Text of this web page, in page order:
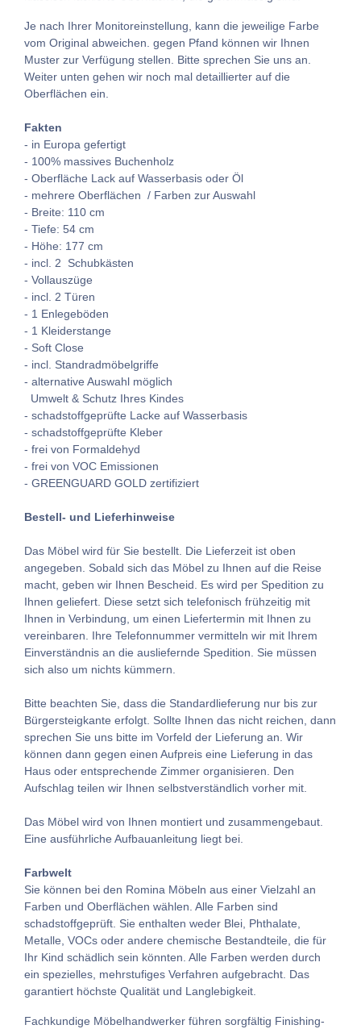
Je nach Ihrer Monitoreinstellung, kann die jeweilige Farbe
vom Original abweichen. gegen Pfand können wir Ihnen
Muster zur Verfügung stellen. Bitte sprechen Sie uns an.
Weiter unten gehen wir noch mal detaillierter auf die
Oberflächen ein.
Fakten
- in Europa gefertigt
- 100% massives Buchenholz
- Oberfläche Lack auf Wasserbasis oder Öl
- mehrere Oberflächen / Farben zur Auswahl
- Breite: 110 cm
- Tiefe: 54 cm
- Höhe: 177 cm
- incl. 2 Schubkästen
- Vollauszüge
- incl. 2 Türen
- 1 Enlegeböden
- 1 Kleiderstange
- Soft Close
- incl. Standradmöbelgriffe
- alternative Auswahl möglich
Umwelt & Schutz Ihres Kindes
- schadstoffgeprüfte Lacke auf Wasserbasis
- schadstoffgeprüfte Kleber
- frei von Formaldehyd
- frei von VOC Emissionen
- GREENGUARD GOLD zertifiziert
Bestell- und Lieferhinweise
Das Möbel wird für Sie bestellt. Die Lieferzeit ist oben
angegeben. Sobald sich das Möbel zu Ihnen auf die Reise
macht, geben wir Ihnen Bescheid. Es wird per Spedition zu
Ihnen geliefert. Diese setzt sich telefonisch frühzeitig mit
Ihnen in Verbindung, um einen Liefertermin mit Ihnen zu
vereinbaren. Ihre Telefonnummer vermitteln wir mit Ihrem
Einverständnis an die ausliefernde Spedition. Sie müssen
sich also um nichts kümmern.
Bitte beachten Sie, dass die Standardlieferung nur bis zur
Bürgersteigkante erfolgt. Sollte Ihnen das nicht reichen, dann
sprechen Sie uns bitte im Vorfeld der Lieferung an. Wir
können dann gegen einen Aufpreis eine Lieferung in das
Haus oder entsprechende Zimmer organisieren. Den
Aufschlag teilen wir Ihnen selbstverständlich vorher mit.
Das Möbel wird von Ihnen montiert und zusammengebaut.
Eine ausführliche Aufbauanleitung liegt bei.
Farbwelt
Sie können bei den Romina Möbeln aus einer Vielzahl an
Farben und Oberflächen wählen. Alle Farben sind
schadstoffgeprüft. Sie enthalten weder Blei, Phthalate,
Metalle, VOCs oder andere chemische Bestandteile, die für
Ihr Kind schädlich sein könnten. Alle Farben werden durch
ein spezielles, mehrstufiges Verfahren aufgebracht. Das
garantiert höchste Qualität und Langlebigkeit.
Fachkundige Möbelhandwerker führen sorgfältig Finishing-